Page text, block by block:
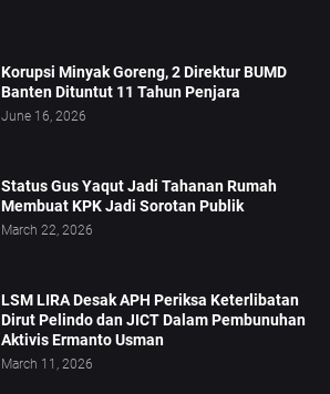
Korupsi Minyak Goreng, 2 Direktur BUMD
Banten Dituntut 11 Tahun Penjara
June 16, 2026
Status Gus Yaqut Jadi Tahanan Rumah
Membuat KPK Jadi Sorotan Publik
March 22, 2026
LSM LIRA Desak APH Periksa Keterlibatan
Dirut Pelindo dan JICT Dalam Pembunuhan
Aktivis Ermanto Usman
March 11, 2026